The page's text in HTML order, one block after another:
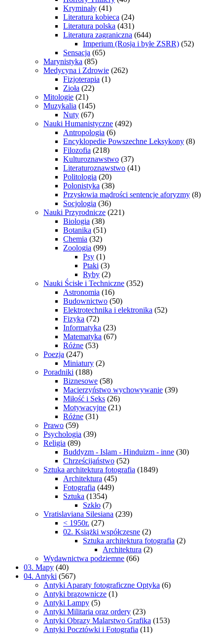
Kryminały (41)
Literatura kobieca (24)
Literatura polska (431)
Literatura zagraniczna (644)
Imperium (Rosja i byłe ZSRR) (52)
Sensacja (65)
Marynistyka (85)
Medycyna i Zdrowie (262)
Fizjoterapia (1)
Zioła (22)
Mitologie (21)
Muzykalia (145)
Nuty (67)
Nauki Humanistyczne (492)
Antropologia (6)
Encyklopedie Powszechne Leksykony (8)
Filozofia (218)
Kulturoznawstwo (37)
Literaturoznawstwo (41)
Politologia (20)
Polonistyka (38)
Przysłowia mądrości sentencje aforyzmy (8)
Socjologia (36)
Nauki Przyrodnicze (221)
Biologia (38)
Botanika (51)
Chemia (32)
Zoologia (99)
Psy (1)
Ptaki (3)
Ryby (2)
Nauki Ścisłe i Techniczne (352)
Astronomia (16)
Budownictwo (50)
Elektrotechnika i elektronika (52)
Fizyka (72)
Informatyka (23)
Matematyka (67)
Różne (53)
Poezja (247)
Miniatury (2)
Poradniki (188)
Biznesowe (58)
Macierzyństwo wychowywanie (39)
Miłość i Seks (26)
Motywacyjne (21)
Różne (31)
Prawo (59)
Psychologia (39)
Religia (89)
Buddyzm - Islam - Hinduizm - inne (30)
Chrześcijaństwo (52)
Sztuka architektura fotografia (1849)
Architektura (45)
Fotografia (449)
Sztuka (1354)
Szkło (7)
Vratislaviana Silesiana (239)
< 1950r. (27)
02. Książki współczesne (2)
Sztuka architektura fotografia (2)
Architektura (2)
Wydawnictwa podziemne (66)
03. Mapy (40)
04. Antyki (567)
Antyki Aparaty fotograficzne Optyka (6)
Antyki brązownicze (1)
Antyki Lampy (5)
Antyki Militaria oraz ordery (23)
Antyki Obrazy Malarstwo Grafika (153)
Antyki Pocztówki i Fotografia (11)